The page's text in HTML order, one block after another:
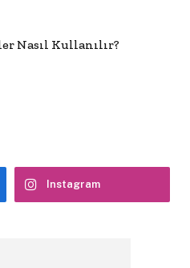
Nasıl Kullanılır?
Instagram